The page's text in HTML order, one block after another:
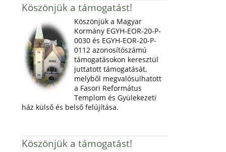
Köszönjük a támogatást!
Köszönjük a Magyar
Kormány EGYH-EOR-20-P-
0030 és EGYH-EOR-20-P-
0112 azonosítószámú
támogatásokon keresztül
juttatott támogatását,
melyből megvalósulhatott
a Fasori Református
Templom és Gyülekezeti
ház külső és belső felújítása.
Köszönjük a támogatást!